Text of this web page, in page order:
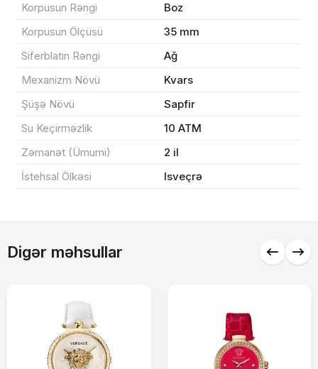
Korpusun Rəngi
Boz
Korpusun Ölçüsü
35 mm
Siferblatın Rəngi
Ağ
Mexanizm Növü
Kvars
Şüşə Növü
Sapfir
Su Keçirməzlik
10 ATM
Zəmanət (Ümumi)
2 il
İstehsal Ölkəsi
Isveçrə
Digər məhsullar
Çatdırılma
Yekun məbləğ
Sifarişi rəsmiləşdir
Alış-verişə davam et
OK